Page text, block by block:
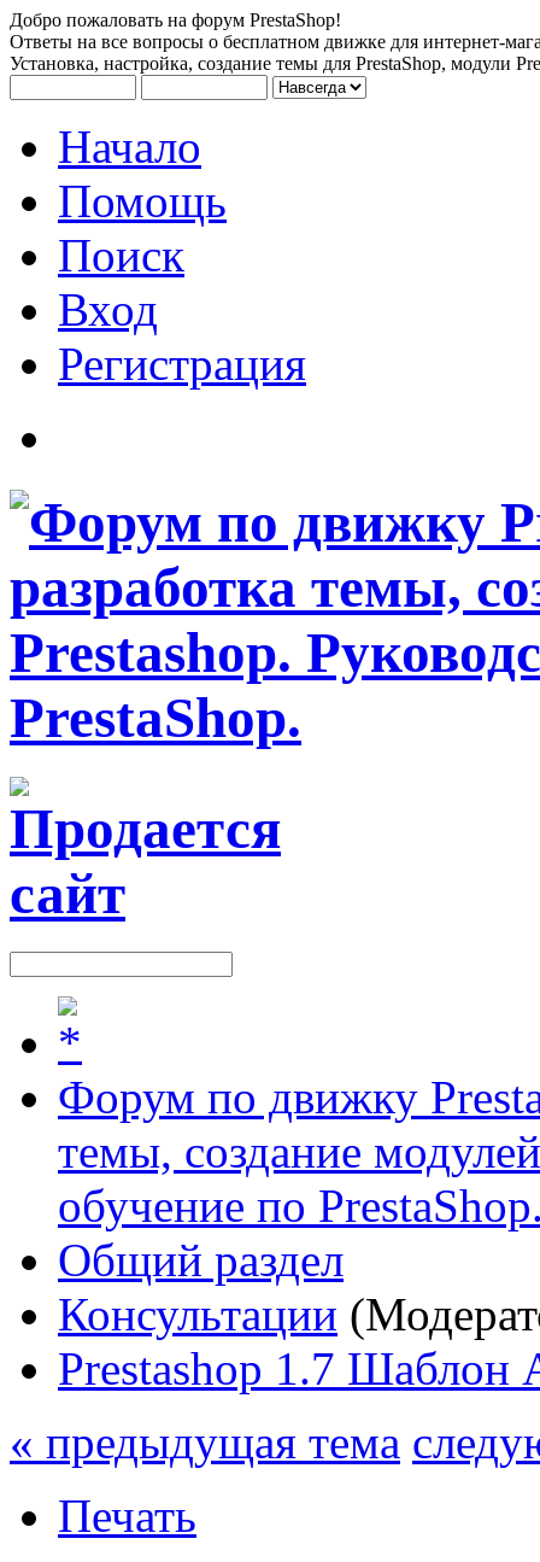
Добро пожаловать на форум PrestaShop!
Ответы на все вопросы о бесплатном движке для интернет-
Установка, настройка, создание темы для PrestaShop, модули
Начало
Помощь
Поиск
Вход
Регистрация
Форум по движку
темы, создание
обучение по
Общий раздел
Консультации
Prestashop 1.7 Шаблон
« предыдущая тема
Печать